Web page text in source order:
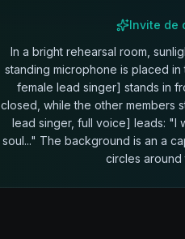
Invite de
In a bright rehearsal room,
standing microphone is placed
female lead singer] stands in
closed, while the other members
lead singer, full voice] leads: "I
soul..." The background is an a
circles around